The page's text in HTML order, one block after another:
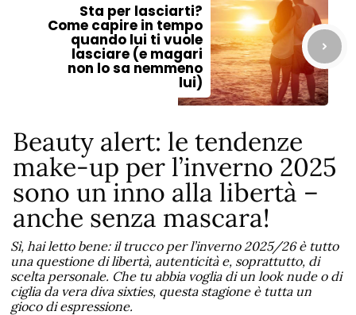
Sta per lasciarti?
Come capire in tempo
quando lui ti vuole
lasciare (e magari
non lo sa nemmeno
lui)
Beauty alert: le tendenze
make-up per l’inverno 2025
sono un inno alla libertà –
anche senza mascara!
Sì, hai letto bene: il trucco per l’inverno 2025/26 è tutto
una questione di libertà, autenticità e, soprattutto, di
scelta personale. Che tu abbia voglia di un look nude o di
ciglia da vera diva sixties, questa stagione è tutta un
gioco di espressione.